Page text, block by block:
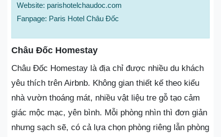
Website: parishotelchaudoc.com
Fanpage: Paris Hotel Châu Đốc
Châu Đốc Homestay
Châu Đốc Homestay là địa chỉ được nhiều du khách
yêu thích trên Airbnb. Không gian thiết kế theo kiểu
nhà vườn thoáng mát, nhiều vật liệu tre gỗ tạo cảm
giác mộc mạc, yên bình. Mỗi phòng nhìn thì đơn giản
nhưng sạch sẽ, có cả lựa chọn phòng riêng lẫn phòng